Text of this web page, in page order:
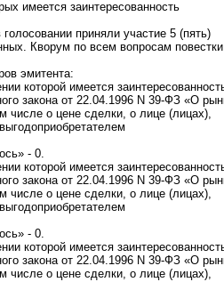
имеется заинтересованность
приняли участие 5 (пять)
Кворум по всем вопросам повестки
эмитента:
которой имеется
закона от 22.04.1996 N 39-ФЗ «О
числе о цене сделки, о лице (лицах),
- 0.
которой имеется
закона от 22.04.1996 N 39-ФЗ «О
числе о цене сделки, о лице (лицах),
- 0.
которой имеется
закона от 22.04.1996 N 39-ФЗ «О
числе о цене сделки, о лице (лицах),